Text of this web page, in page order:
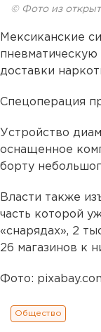
© Фото из
Мексиканские
пневматическую
доставки
Спецоперация
Устройство
оснащенное
борту
Власти также
часть которой
«снарядах», 2
26 магазинов к
Фото:
Общество